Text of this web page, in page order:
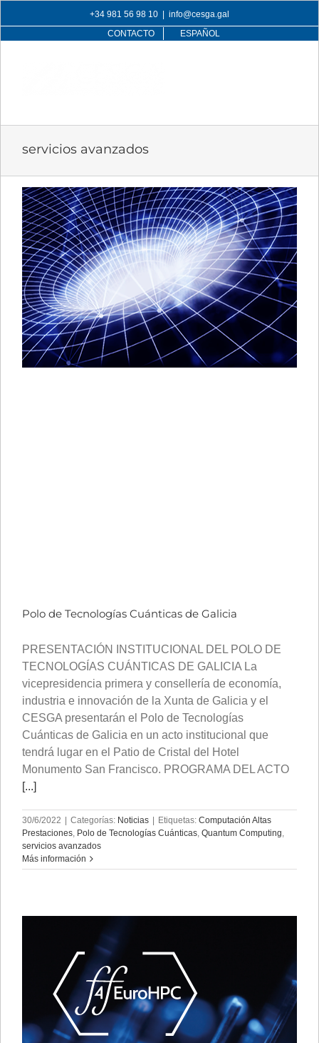
to
content
+34 981 56 98 10
info@cesga.gal
CONTACTO
ESPAÑOL
servicios avanzados
Polo de Tecnologías Cuánticas de Galicia
PRESENTACIÓN INSTITUCIONAL DEL POLO DE
TECNOLOGÍAS CUÁNTICAS DE GALICIA La
vicepresidencia primera y consellería de economía,
industria e innovación de la Xunta de Galicia y el
CESGA presentarán el Polo de Tecnologías
Cuánticas de Galicia en un acto institucional que
tendrá lugar en el Patio de Cristal del Hotel
Monumento San Francisco. PROGRAMA DEL ACTO
[...]
30/6/2022 | Categorías: Noticias | Etiquetas: Computación Altas
Prestaciones Polo de Tecnologías Cuánticas Quantum Computing
servicios avanzados
Más información